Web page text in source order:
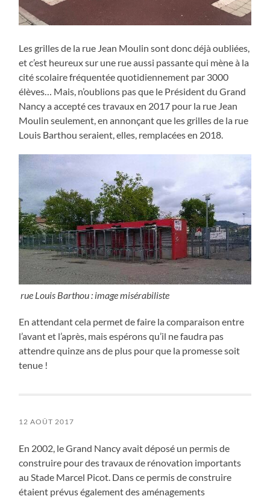
Les grilles de la rue Jean Moulin sont donc déjà oubliées,
et c’est heureux sur une rue aussi passante qui mène à la
cité scolaire fréquentée quotidiennement par 3000
élèves… Mais, n’oublions pas que le Président du Grand
Nancy a accepté ces travaux en 2017 pour la rue Jean
Moulin seulement, en annonçant que les grilles de la rue
Louis Barthou seraient, elles, remplacées en 2018.
rue Louis Barthou : image misérabiliste
En attendant cela permet de faire la comparaison entre
l’avant et l’après, mais espérons qu’il ne faudra pas
attendre quinze ans de plus pour que la promesse soit
tenue !
12 AOÛT 2017
En 2002, le Grand Nancy avait déposé un permis de
construire pour des travaux de rénovation importants
au Stade Marcel Picot. Dans ce permis de construire
étaient prévus également des aménagements